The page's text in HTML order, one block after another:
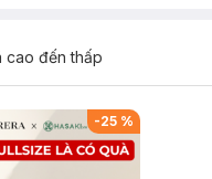
cao đến thấp
-25 %